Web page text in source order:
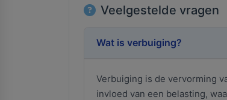
Veelgestelde vragen
Wat is verbuiging?
Verbuiging is de vervorming
invloed van een belasting,